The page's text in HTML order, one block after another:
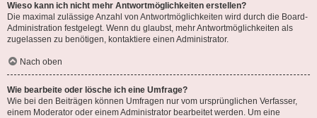
Wieso kann ich nicht mehr Antwortmöglichkeiten erstellen?
Die maximal zulässige Anzahl von Antwortmöglichkeiten wird durch die Board-
Administration festgelegt. Wenn du glaubst, mehr Antwortmöglichkeiten als
zugelassen zu benötigen, kontaktiere einen Administrator.
Nach oben
Wie bearbeite oder lösche ich eine Umfrage?
Wie bei den Beiträgen können Umfragen nur vom ursprünglichen Verfasser,
einem Moderator oder einem Administrator bearbeitet werden. Um eine